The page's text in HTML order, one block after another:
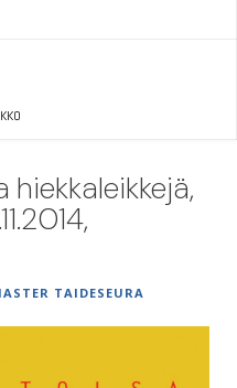
TAIDESEURA